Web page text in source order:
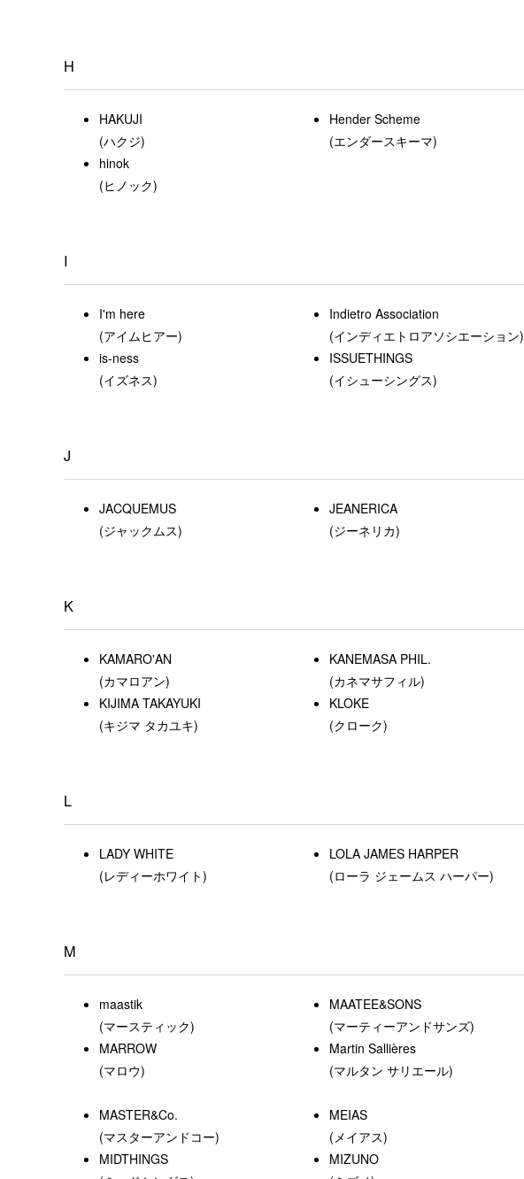
H
HAKUJI
(ハクジ)
Hender Scheme
(エンダースキーマ)
hinok
(ヒノック)
I
I'm here
(アイムヒアー)
Indietro Association
(インディエトロアソシエーション)
is-ness
(イズネス)
ISSUETHINGS
(イシューシングス)
J
JACQUEMUS
(ジャックムス)
JEANERICA
(ジーネリカ)
K
KAMARO'AN
(カマロアン)
KANEMASA PHIL.
(カネマサフィル)
KIJIMA TAKAYUKI
(キジマ タカユキ)
KLOKE
(クローク)
L
LADY WHITE
(レディーホワイト)
LOLA JAMES HARPER
(ローラ ジェームス ハーパー)
M
maastik
(マースティック)
MAATEE&SONS
(マーティーアンドサンズ)
MARROW
(マロウ)
Martin Sallières
(マルタン サリエール)
MASTER&Co.
(マスターアンドコー)
MEIAS
(メイアス)
MIDTHINGS
MIZUNO